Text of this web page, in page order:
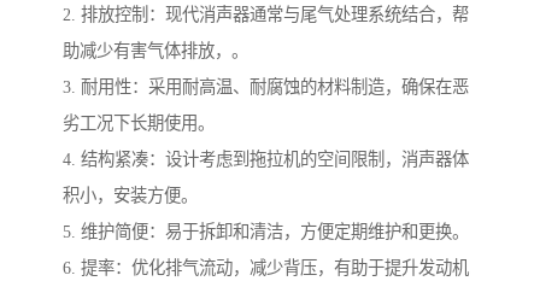
2. 排放控制：现代消声器通常与尾气处理系统结合，帮
助减少有害气体排放，。
3. 耐用性：采用耐高温、耐腐蚀的材料制造，确保在恶
劣工况下长期使用。
4. 结构紧凑：设计考虑到拖拉机的空间限制，消声器体
积小，安装方便。
5. 维护简便：易于拆卸和清洁，方便定期维护和更换。
6. 提率：优化排气流动，减少背压，有助于提升发动机